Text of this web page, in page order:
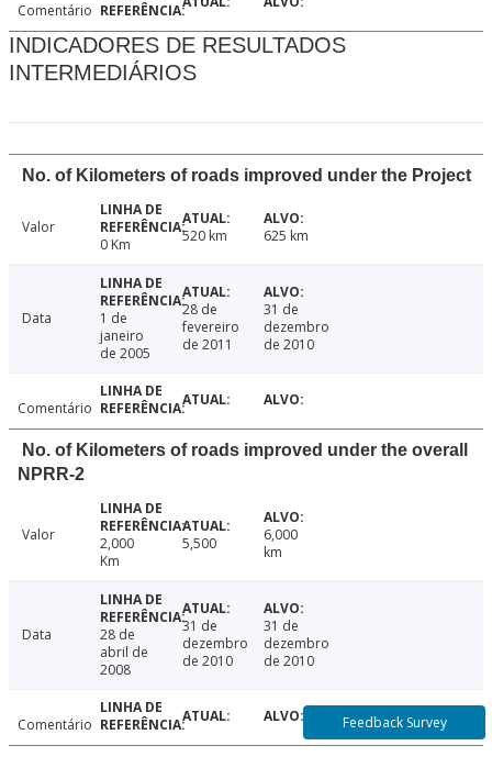
Comentário
INDICADORES DE RESULTADOS
INTERMEDIÁRIOS
No. of Kilometers of roads improved under the Project
Valor
0 Km
520 km 625 km
Data
1 de
janeiro
de 2005
28 de
fevereiro
de 2011
31 de
dezembro
de 2010
Comentário
No. of Kilometers of roads improved under the overall
NPRR-2
Valor
2,000
Km
5,500
6,000
km
Data
28 de
abril de
2008
31 de
dezembro
de 2010
31 de
dezembro
de 2010
Comentário Feedback Survey